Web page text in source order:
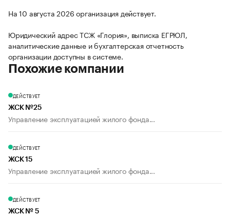
На 10 августа 2026 организация действует.
Юридический адрес ТСЖ «Глория», выписка ЕГРЮЛ,
аналитические данные и бухгалтерская отчетность
организации доступны в системе.
Похожие компании
ДЕЙСТВУЕТ
ЖСК №25
Управление эксплуатацией жилого фонда...
ДЕЙСТВУЕТ
ЖСК 15
Управление эксплуатацией жилого фонда...
ДЕЙСТВУЕТ
ЖСК № 5